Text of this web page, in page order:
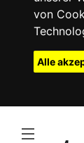
von
Alle